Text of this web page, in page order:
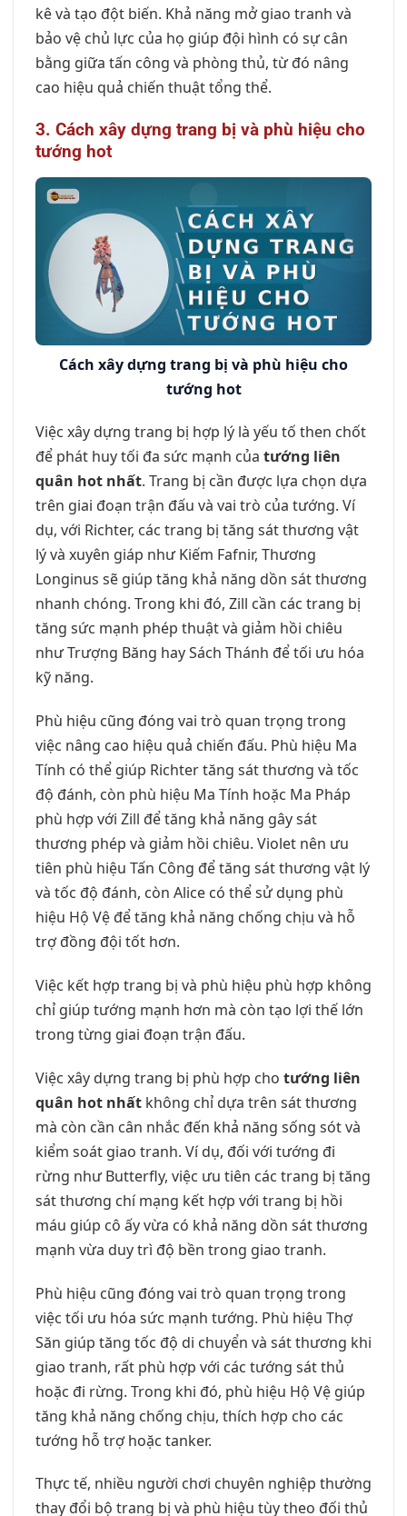
kê và tạo đột biến. Khả năng mở giao tranh và
bảo vệ chủ lực của họ giúp đội hình có sự cân
bằng giữa tấn công và phòng thủ, từ đó nâng
cao hiệu quả chiến thuật tổng thể.
3. Cách xây dựng trang bị và phù hiệu cho
tướng hot
Cách xây dựng trang bị và phù hiệu cho
tướng hot
Việc xây dựng trang bị hợp lý là yếu tố then chốt
để phát huy tối đa sức mạnh của tướng liên
quân hot nhất. Trang bị cần được lựa chọn dựa
trên giai đoạn trận đấu và vai trò của tướng. Ví
dụ, với Richter, các trang bị tăng sát thương vật
lý và xuyên giáp như Kiếm Fafnir, Thương
Longinus sẽ giúp tăng khả năng dồn sát thương
nhanh chóng. Trong khi đó, Zill cần các trang bị
tăng sức mạnh phép thuật và giảm hồi chiêu
như Trượng Băng hay Sách Thánh để tối ưu hóa
kỹ năng.
Phù hiệu cũng đóng vai trò quan trọng trong
việc nâng cao hiệu quả chiến đấu. Phù hiệu Ma
Tính có thể giúp Richter tăng sát thương và tốc
độ đánh, còn phù hiệu Ma Tính hoặc Ma Pháp
phù hợp với Zill để tăng khả năng gây sát
thương phép và giảm hồi chiêu. Violet nên ưu
tiên phù hiệu Tấn Công để tăng sát thương vật lý
và tốc độ đánh, còn Alice có thể sử dụng phù
hiệu Hộ Vệ để tăng khả năng chống chịu và hỗ
trợ đồng đội tốt hơn.
Việc kết hợp trang bị và phù hiệu phù hợp không
chỉ giúp tướng mạnh hơn mà còn tạo lợi thế lớn
trong từng giai đoạn trận đấu.
Việc xây dựng trang bị phù hợp cho tướng liên
quân hot nhất không chỉ dựa trên sát thương
mà còn cần cân nhắc đến khả năng sống sót và
kiểm soát giao tranh. Ví dụ, đối với tướng đi
rừng như Butterfly, việc ưu tiên các trang bị tăng
sát thương chí mạng kết hợp với trang bị hồi
máu giúp cô ấy vừa có khả năng dồn sát thương
mạnh vừa duy trì độ bền trong giao tranh.
Phù hiệu cũng đóng vai trò quan trọng trong
việc tối ưu hóa sức mạnh tướng. Phù hiệu Thợ
Săn giúp tăng tốc độ di chuyển và sát thương khi
giao tranh, rất phù hợp với các tướng sát thủ
hoặc đi rừng. Trong khi đó, phù hiệu Hộ Vệ giúp
tăng khả năng chống chịu, thích hợp cho các
tướng hỗ trợ hoặc tanker.
Thực tế, nhiều người chơi chuyên nghiệp thường
thay đổi bộ trang bị và phù hiệu tùy theo đối thủ